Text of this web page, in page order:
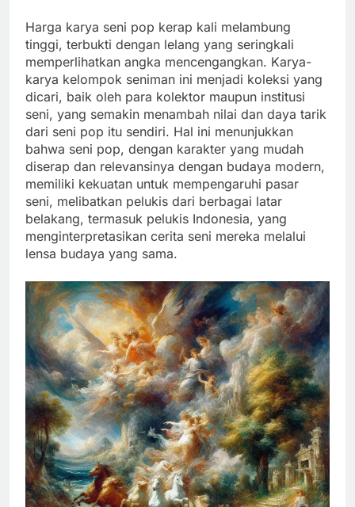
Harga karya seni pop kerap kali melambung
tinggi, terbukti dengan lelang yang seringkali
memperlihatkan angka mencengangkan. Karya-
karya kelompok seniman ini menjadi koleksi yang
dicari, baik oleh para kolektor maupun institusi
seni, yang semakin menambah nilai dan daya tarik
dari seni pop itu sendiri. Hal ini menunjukkan
bahwa seni pop, dengan karakter yang mudah
diserap dan relevansinya dengan budaya modern,
memiliki kekuatan untuk mempengaruhi pasar
seni, melibatkan pelukis dari berbagai latar
belakang, termasuk pelukis Indonesia, yang
menginterpretasikan cerita seni mereka melalui
lensa budaya yang sama.